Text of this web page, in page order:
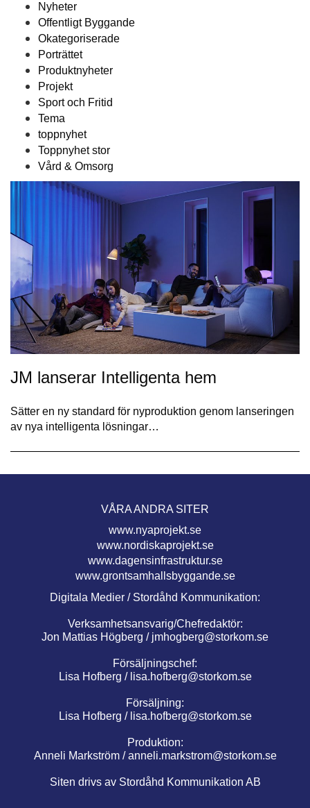
Nyheter
Offentligt Byggande
Okategoriserade
Porträttet
Produktnyheter
Projekt
Sport och Fritid
Tema
toppnyhet
Toppnyhet stor
Vård & Omsorg
JM lanserar Intelligenta hem
Sätter en ny standard för nyproduktion genom lanseringen
av nya intelligenta lösningar…
VÅRA ANDRA SITER
www.nyaprojekt.se
www.nordiskaprojekt.se
www.dagensinfrastruktur.se
www.grontsamhallsbyggande.se
Digitala Medier / Stordåhd Kommunikation:
Verksamhetsansvarig/Chefredaktör:
Jon Mattias Högberg / jmhogberg@storkom.se
Försäljningschef:
Lisa Hofberg / lisa.hofberg@storkom.se
Försäljning:
Lisa Hofberg / lisa.hofberg@storkom.se
Produktion:
Anneli Markström /anneli.markstrom@storkom.se
Siten drivs av Stordåhd Kommunikation AB